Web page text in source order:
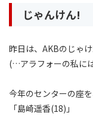
じゃんけん!
昨日は、AKBのじゃ
(…アラフォーの私に
今年のセンターの座
「島崎遥香(18)」